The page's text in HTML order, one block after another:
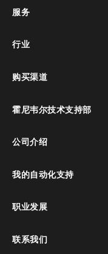
服务
行业
购买渠道
霍尼韦尔技术支持部
公司介绍
我的自动化支持
职业发展
联系我们